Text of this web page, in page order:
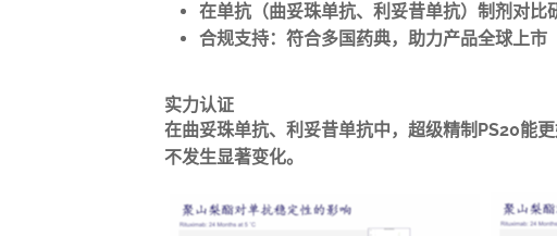
在单抗（曲妥珠单抗、利妥昔单抗）制剂对比
合规支持：符合多国药典，助力产品全球上市
实力认证
在曲妥珠单抗、利妥昔单抗中，超级精制 PS20能
不发生显著变化。